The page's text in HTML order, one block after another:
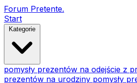
Forum Pretente.
Start
Kategorie
pomysły prezentów na odejście z
prezentów na urodziny pomysły